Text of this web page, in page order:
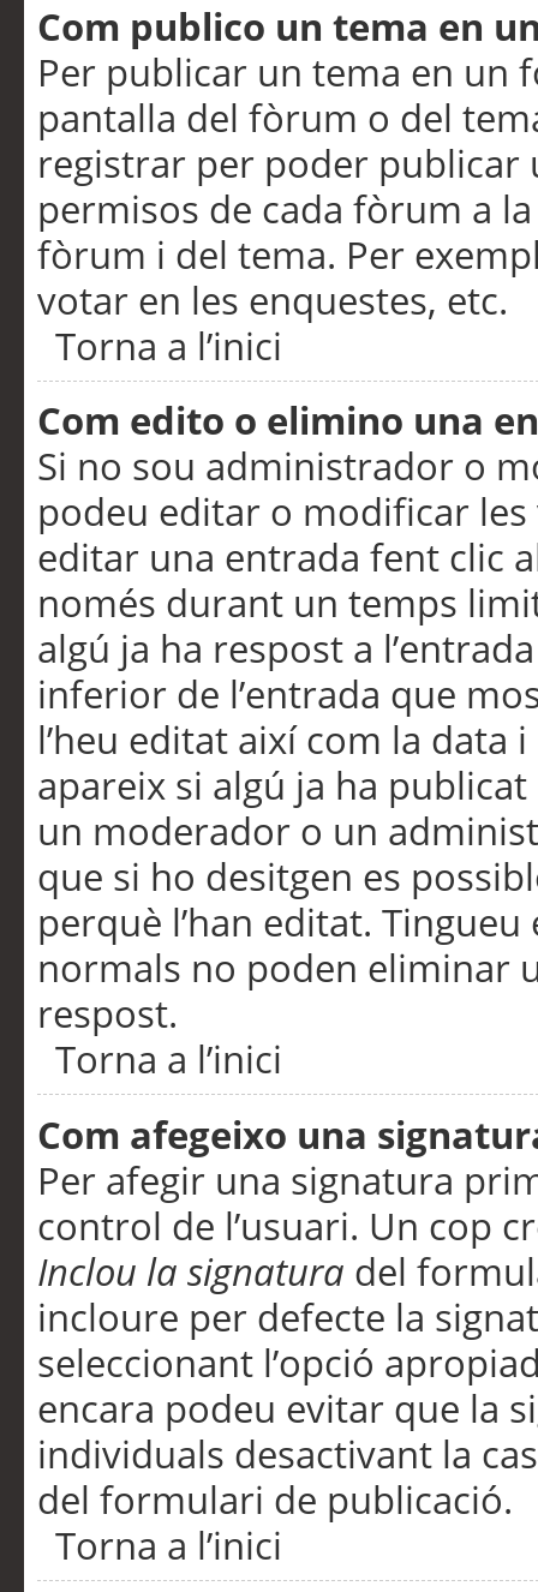
Com publico un tema en
Per publicar un tema en un
pantalla del fòrum o del
registrar per poder publicar
permisos de cada fòrum a
fòrum i del tema. Per
votar en les enquestes, etc.
Torna a l’inici
Com edito o elimino una
Si no sou administrador o
podeu editar o modificar
editar una entrada fent clic
només durant un temps
algú ja ha respost a
inferior de l’entrada que
l’heu editat així com la data
apareix si algú ja ha
un moderador o un
que si ho desitgen es
perquè l’han editat.
normals no poden eliminar
respost.
Torna a l’inici
Com afegeixo una
Per afegir una signatura
control de l’usuari. Un cop
Inclou la signatura del
incloure per defecte la
seleccionant l’opció
encara podeu evitar que la
individuals desactivant la
del formulari de publicació.
Torna a l’inici